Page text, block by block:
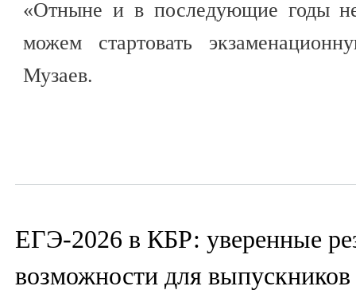
«Отныне и в последующие годы
можем стартовать
Музаев.
ЕГЭ-2026 в КБР: уверенные
возможности для выпускников